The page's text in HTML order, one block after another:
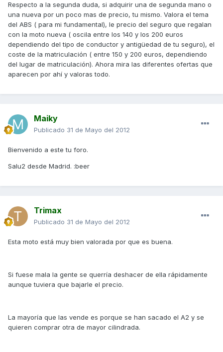
Respecto a la segunda duda, si adquirir una de segunda mano o
una nueva por un poco mas de precio, tu mismo. Valora el tema
del ABS ( para mi fundamental), le precio del seguro que regalan
con la moto nueva ( oscila entre los 140 y los 200 euros
dependiendo del tipo de conductor y antigüedad de tu seguro), el
coste de la matriculación ( entre 150 y 200 euros, dependiendo
del lugar de matriculación). Ahora mira las diferentes ofertas que
aparecen por ahí y valoras todo.
Maiky
Publicado 31 de Mayo del 2012
Bienvenido a este tu foro.
Salu2 desde Madrid. :beer
Trimax
Publicado 31 de Mayo del 2012
Esta moto está muy bien valorada por que es buena.
Si fuese mala la gente se querría deshacer de ella rápidamente
aunque tuviera que bajarle el precio.
La mayoría que las vende es porque se han sacado el A2 y se
quieren comprar otra de mayor cilindrada.